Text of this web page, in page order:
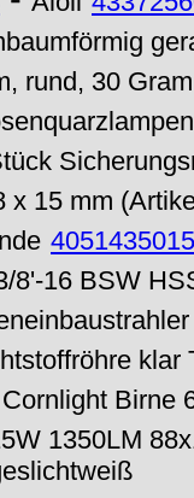
rund, 30
15 mm
8'-16 BSW
klar
Birne
1350LM